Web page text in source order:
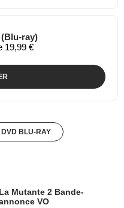
ray)
19,99 €
BLU-RAY
La Mutante 2 Bande-
VO